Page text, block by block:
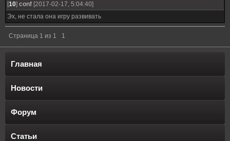
[10] conf [2017-02-17, 5:04:40]
Эх, не стала она игру развивать
Страница 1 из 1 1
Главная
Новости
Форум
Статьи